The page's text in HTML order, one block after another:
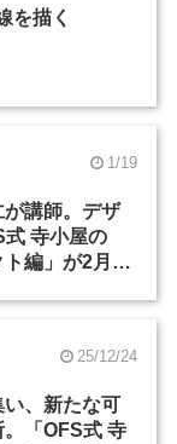
描く
1/19
講師。デザ
式 寺小屋の
ト編」が2月1
25/12/24
、新たな可
「OFS式 寺